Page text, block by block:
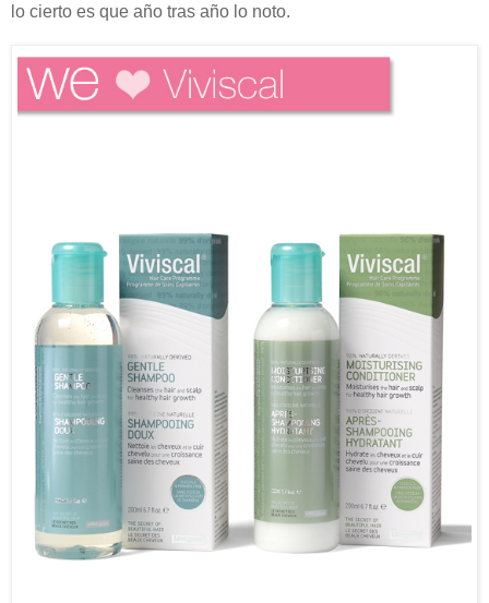
lo cierto es que año tras año lo noto.